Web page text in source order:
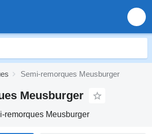
Semi-remorques Meusburger
Meusburger
remorques Meusburger